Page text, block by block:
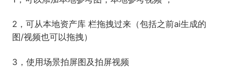
2，可从本地资产库 栏拖拽过来（包括之前ai生成的
图/视频也可以拖拽）
3，使用场景拍屏图及拍屏视频